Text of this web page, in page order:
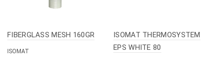
FIBERGLASS MESH 160GR
ISOMAT
ISOMAT THERMOSYSTEM
EPS WHITE 80